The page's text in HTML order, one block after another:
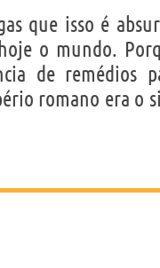
que isso é
o mundo.
de remédios
romano era o